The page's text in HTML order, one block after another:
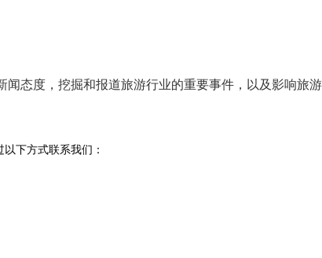
闻态度 ，挖掘和报道旅游行业的重要事件 ，以及影响旅
以下方式联系我们：